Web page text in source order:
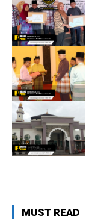
MUST READ